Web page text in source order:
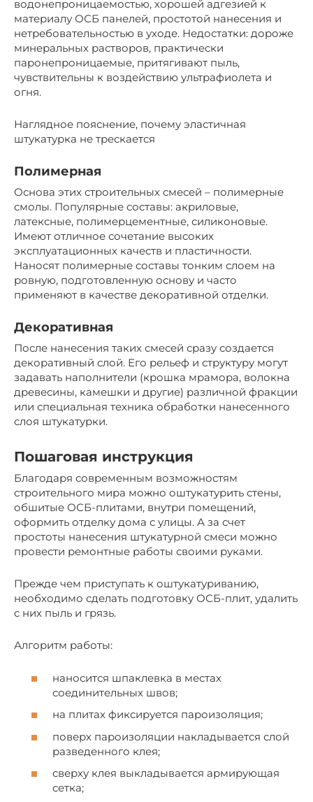
водонепроницаемостью, хорошей адгезией к
материалу ОСБ панелей, простотой нанесения и
нетребовательностью в уходе. Недостатки: дороже
минеральных растворов, практически
паронепроницаемые, притягивают пыль,
чувствительны к воздействию ультрафиолета и
огня.
Наглядное пояснение, почему эластичная
штукатурка не трескается
Полимерная
Основа этих строительных смесей – полимерные
смолы. Популярные составы: акриловые,
латексные, полимерцементные, силиконовые.
Имеют отличное сочетание высоких
эксплуатационных качеств и пластичности.
Наносят полимерные составы тонким слоем на
ровную, подготовленную основу и часто
применяют в качестве декоративной отделки.
Декоративная
После нанесения таких смесей сразу создается
декоративный слой. Его рельеф и структуру могут
задавать наполнители (крошка мрамора, волокна
древесины, камешки и другие) различной фракции
или специальная техника обработки нанесенного
слоя штукатурки.
Пошаговая инструкция
Благодаря современным возможностям
строительного мира можно оштукатурить стены,
обшитые ОСБ-плитами, внутри помещений,
оформить отделку дома с улицы. А за счет
простоты нанесения штукатурной смеси можно
провести ремонтные работы своими руками.
Прежде чем приступать к оштукатуриванию,
необходимо сделать подготовку ОСБ-плит, удалить
с них пыль и грязь.
Алгоритм работы:
наносится шпаклевка в местах
соединительных швов;
на плитах фиксируется пароизоляция;
поверх пароизоляции накладывается слой
разведенного клея;
сверху клея выкладывается армирующая
сетка;